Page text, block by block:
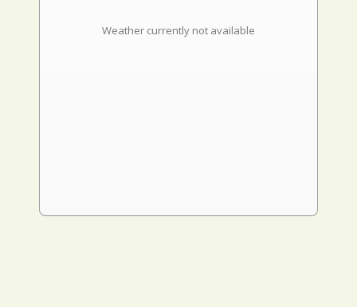
Weather currently not available